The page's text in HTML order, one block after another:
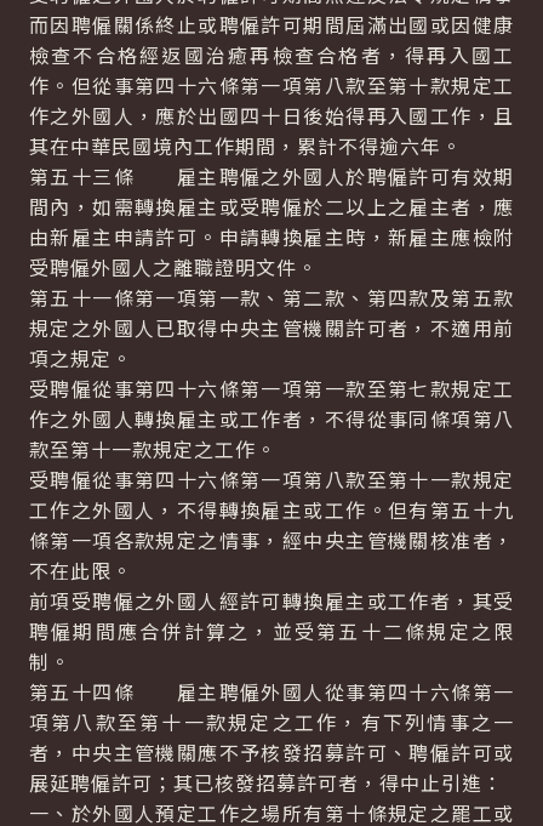
而因聘僱關係終止或聘僱許可期間屆滿出國或因健康
檢查不合格經返國治癒再檢查合格者，得再入國工
作。但從事第四十六條第一項第八款至第十款規定工
作之外國人，應於出國四十日後始得再入國工作，且
其在中華民國境內工作期間，累計不得逾六年。
第五十三條 雇主聘僱之外國人於聘僱許可有效期
間內，如需轉換雇主或受聘僱於二以上之雇主者，應
由新雇主申請許可。申請轉換雇主時，新雇主應檢附
受聘僱外國人之離職證明文件。
第五十一條第一項第一款、第二款、第四款及第五款
規定之外國人已取得中央主管機關許可者，不適用前
項之規定。
受聘僱從事第四十六條第一項第一款至第七款規定工
作之外國人轉換雇主或工作者，不得從事同條項第八
款至第十一款規定之工作。
受聘僱從事第四十六條第一項第八款至第十一款規定
工作之外國人，不得轉換雇主或工作。但有第五十九
條第一項各款規定之情事，經中央主管機關核准者，
不在此限。
前項受聘僱之外國人經許可轉換雇主或工作者，其受
聘僱期間應合併計算之，並受第五十二條規定之限
制。
第五十四條 雇主聘僱外國人從事第四十六條第一
項第八款至第十一款規定之工作，有下列情事之一
者，中央主管機關應不予核發招募許可、聘僱許可或
展延聘僱許可；其已核發招募許可者，得中止引進：
一、於外國人預定工作之場所有第十條規定之罷工或